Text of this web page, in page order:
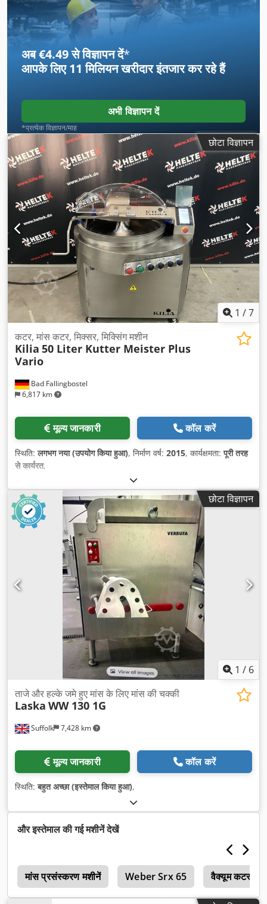
अब €4.49 से विज्ञापन दें*
आपके लिए11 मिलियन खरीदारइंतजार कर रहे हैं
अभी विज्ञापन दें
*प्रत्येक विज्ञापन/माह
छोटा विज्ञापन
1 /7
Bad Fallingbostel
6,817 km
कटर, मांस कटर, मिक्सर, मिक्सिंग मशीन
Kilia 50 Liter Kutter Meister Plus
Vario
मूल्य जानकारी कॉल करें
स्थिति:लगभग नया (उपयोग किया हुआ), निर्माण वर्ष: 2015, कार्यक्षमता:पूरी तरह
से कार्यरत,
छोटा विज्ञापन
1 / 6
Suffolk 7,428 km
ताजे और हल्के जमे हुए मांस के लिए मांस की चक्की
Laska WW 130 1G
मूल्य जानकारी कॉल करें
स्थिति:बहुत अच्छा (इस्तेमाल किया हुआ),
और इस्तेमाल की गई मशीनें देखें
मांस प्रसंस्करण मशीनें Weber Srx 65 वैक्यूम कटर